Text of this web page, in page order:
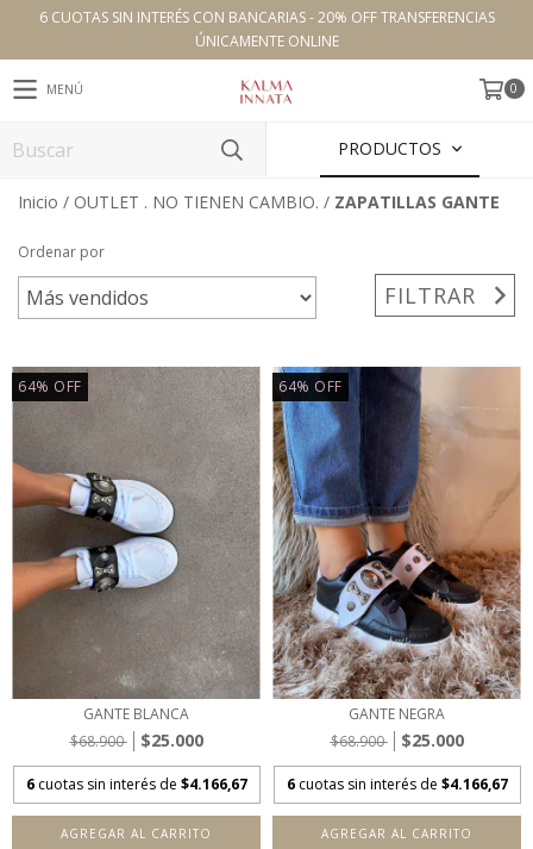
6 CUOTAS SIN INTERÉS CON BANCARIAS - 20% OFF TRANSFERENCIAS
ÚNICAMENTE ONLINE
MENÚ 0
PRODUCTOS
Inicio / OUTLET . NO TIENEN CAMBIO. / ZAPATILLAS GANTE
Ordenar por
FILTRAR
64% OFF
GANTE BLANCA
$68.900
$25.000
6 cuotas sin interés de $4.166,67
AGREGAR AL CARRITO
64% OFF
GANTE NEGRA
$68.900
$25.000
6 cuotas sin interés de $4.166,67
AGREGAR AL CARRITO